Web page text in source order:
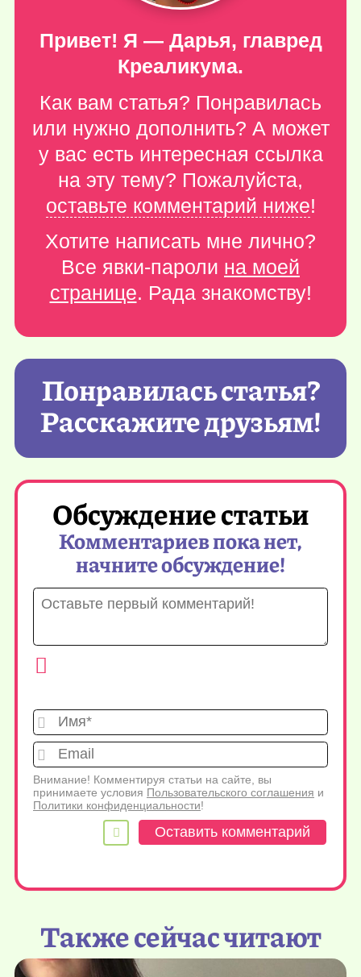
Привет! Я — Дарья, главред
Креаликума.
Как вам статья? Понравилась
или нужно дополнить? А может
у вас есть интересная ссылка
на эту тему? Пожалуйста,
оставьте комментарий ниже!
Хотите написать мне лично?
Все явки-пароли на моей
странице. Рада знакомству!
Понравилась статья?
Расскажите друзьям!
Обсуждение статьи
Комментариев пока нет,
начните обсуждение!
Имя*
Внимание! Комментируя статьи на сайте, вы
принимаете условия Пользовательского соглашения и
Политики конфиденциальности!
Также сейчас читают